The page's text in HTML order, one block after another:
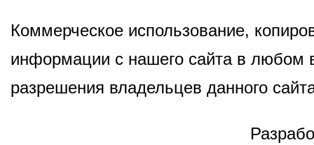
Коммерческое использование,
информации с нашего сайта в любом
разрешения владельцев данного